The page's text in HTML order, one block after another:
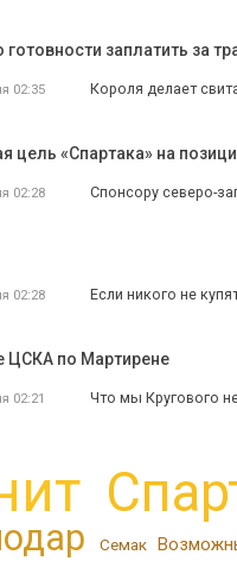
заплатить за
02:35 Короля делает
цель «Спартака» на
02:28 Спонсору северо-
02:28 Если никого не
ЦСКА по Мартирене
02:21 Что мы Кругового
Семак